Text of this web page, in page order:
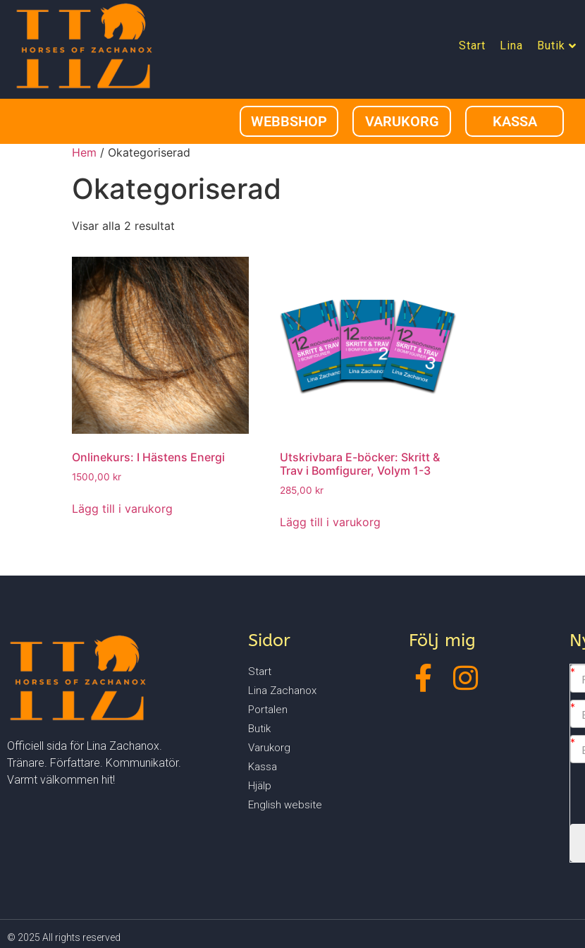
Start Lina Butik
WEBBSHOP VARUKORG KASSA
Hem / Okategoriserad
Okategoriserad
Visar alla 2 resultat
Onlinekurs: I Hästens Energi
1500,00 kr
Lägg till i varukorg
Utskrivbara E-böcker: Skritt &
Trav i Bomfigurer, Volym 1-3
285,00 kr
Lägg till i varukorg
Officiell sida för Lina Zachanox.
Tränare. Författare. Kommunikatör.
Varmt välkommen hit!
Sidor
Start
Lina Zachanox
Portalen
Butik
Varukorg
Kassa
Hjälp
English website
Följ mig
© 2025 All rights reserved